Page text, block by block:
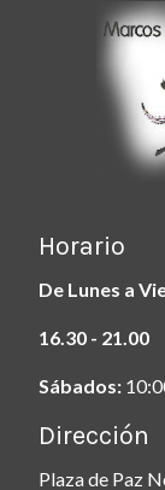
Horario
De Lunes a
16.30 - 21.00
Sábados:
Dirección
Plaza de Paz